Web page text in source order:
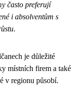
často preferují
i absolventům s
.
je důležité
místních firem a také
v regionu působí.